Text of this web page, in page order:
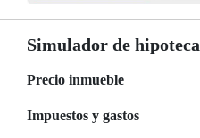
Simulador de hipoteca
Precio inmueble
Impuestos y gastos